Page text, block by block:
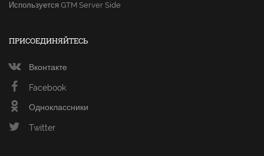
Используется GTM Server Side
ПРИСОЕДИНЯЙТЕСЬ
Вконтакте
Facebook
Одноклассники
Twitter